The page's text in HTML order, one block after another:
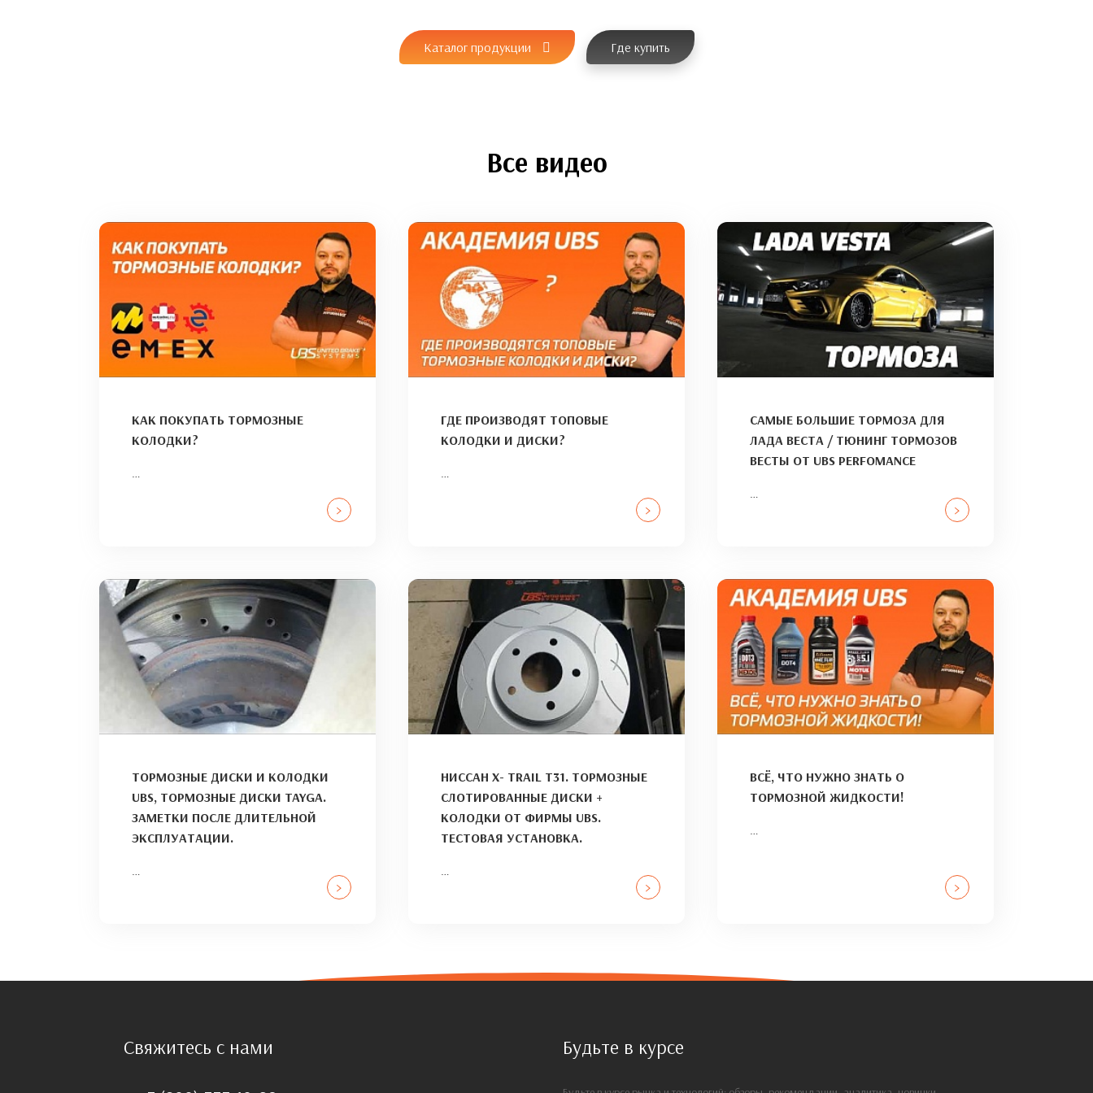
Каталог продукции Где купить
Все видео
КАК ПОКУПАТЬ ТОРМОЗНЫЕ
КОЛОДКИ?
…
>
ГДЕ ПРОИЗВОДЯТ ТОПОВЫЕ
КОЛОДКИ И ДИСКИ?
…
>
САМЫЕ БОЛЬШИЕ ТОРМОЗА ДЛЯ
ЛАДА ВЕСТА / ТЮНИНГ ТОРМОЗОВ
ВЕСТЫ ОТ UBS PERFOMANCE
…
>
ТОРМОЗНЫЕ ДИСКИ И КОЛОДКИ
UBS, ТОРМОЗНЫЕ ДИСКИ TAYGA.
ЗАМЕТКИ ПОСЛЕ ДЛИТЕЛЬНОЙ
ЭКСПЛУАТАЦИИ.
…
>
НИССАН X- TRAIL T31. ТОРМОЗНЫЕ
СЛОТИРОВАННЫЕ ДИСКИ +
КОЛОДКИ ОТ ФИРМЫ UBS.
ТЕСТОВАЯ УСТАНОВКА.
…
>
ВСЁ, ЧТО НУЖНО ЗНАТЬ О
ТОРМОЗНОЙ ЖИДКОСТИ!
…
>
Свяжитесь с нами Будьте в курсе